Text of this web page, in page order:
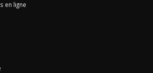
en ligne